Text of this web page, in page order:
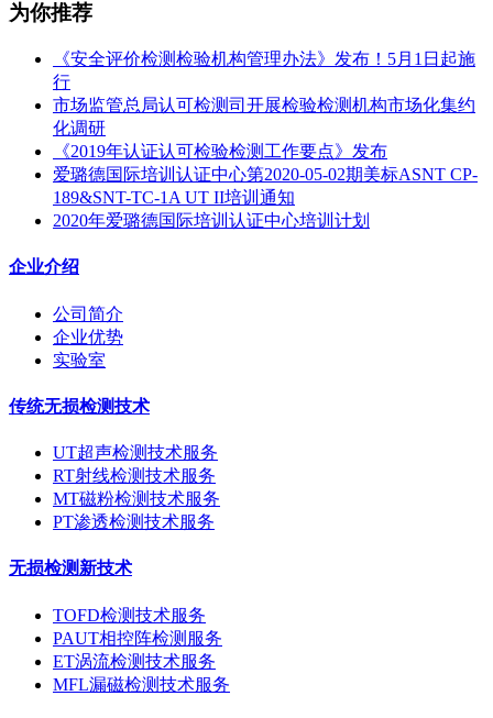
为你推荐
《安全评价检测检验机构管理办法》发布！5月1日起施
行
市场监管总局认可检测司开展检验检测机构市场化集约
化调研
《2019年认证认可检验检测工作要点》发布
爱璐德国际培训认证中心第2020-05-02期美标ASNT CP-
189&SNT-TC-1A UT II培训通知
2020年爱璐德国际培训认证中心培训计划
企业介绍
公司简介
企业优势
实验室
传统无损检测技术
UT超声检测技术服务
RT射线检测技术服务
MT磁粉检测技术服务
PT渗透检测技术服务
无损检测新技术
TOFD检测技术服务
PAUT相控阵检测服务
ET涡流检测技术服务
MFL漏磁检测技术服务